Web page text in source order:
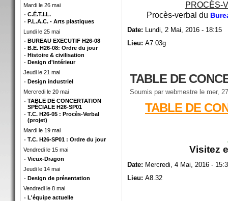
Mardi le 26 mai
C.É.T.I.L.
P.L.A.C. - Arts plastiques
Lundi le 25 mai
BUREAU EXECUTIF H26-08
B.E. H26-08: Ordre du jour
Histoire & civilisation
Design d'intérieur
Jeudi le 21 mai
Design industriel
Mercredi le 20 mai
TABLE DE CONCERTATION
SPÉCIALE H26-SP01
T.C. H26-05 : Procès-Verbal
(projet)
Mardi le 19 mai
T.C. H26-SP01 : Ordre du jour
Vendredi le 15 mai
Vieux-Dragon
Jeudi le 14 mai
Design de présentation
Vendredi le 8 mai
L'équipe actuelle
PROCÈS-
Procès-verbal du
Date: Lundi, 2 Mai, 2016 - 18:15
Lieu: A7.03g
TABLE DE
Soumis par webmestre le mer,
TABLE DE
Visitez
Date: Mercredi, 4 Mai, 2016 -
Lieu: A8.32